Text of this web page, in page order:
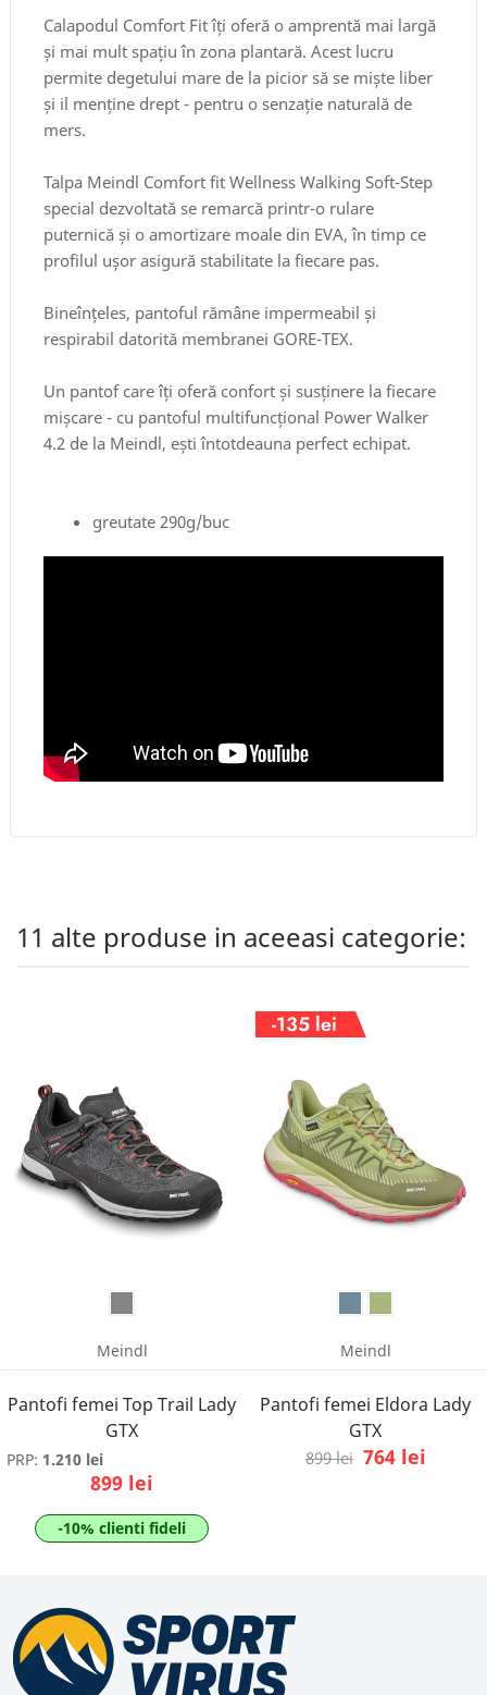
Calapodul Comfort Fit îți oferă o amprentă mai largă
și mai mult spațiu în zona plantară. Acest lucru
permite degetului mare de la picior să se miște liber
și il menține drept - pentru o senzație naturală de
mers.
Talpa Meindl Comfort fit Wellness Walking Soft-Step
special dezvoltată se remarcă printr-o rulare
puternică și o amortizare moale din EVA, în timp ce
profilul ușor asigură stabilitate la fiecare pas.
Bineînțeles, pantoful rămâne impermeabil și
respirabil datorită membranei GORE-TEX.
Un pantof care îți oferă confort și susținere la fiecare
mișcare - cu pantoful multifuncțional Power Walker
4.2 de la Meindl, ești întotdeauna perfect echipat.
greutate 290g/buc
11 alte produse in aceeasi categorie:
Meindl
Pantofi femei Top Trail Lady
GTX
PRP: 1.210 lei
899 lei
-10% clienti fideli
-135 lei
La
reducere!
Meindl
Pantofi femei Eldora Lady
GTX
899 lei 764 lei